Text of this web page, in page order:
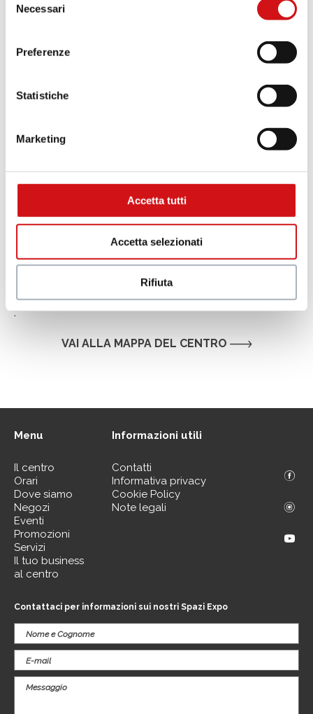
mediante il link “rivedi le tue scelte sui cookie” presente
delNecessari
Preferenze
Statistiche
Marketing
Accetta tutti
Accetta selezionati
Rifiuta
.
VAI ALLA MAPPA DEL CENTRO
Menu
Il centro
Orari
Dove siamo
Negozi
Eventi
Promozioni
Servizi
Il tuo business
al centro
Informazioni utili
Contatti
Informativa privacy
Cookie Policy
Note legali
Contattaci per informazioni sui nostri Spazi Expo